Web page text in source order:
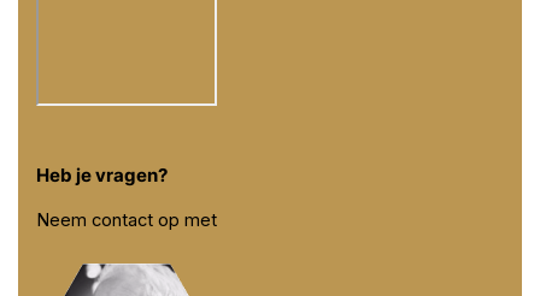
Heb je vragen?
Neem contact op met